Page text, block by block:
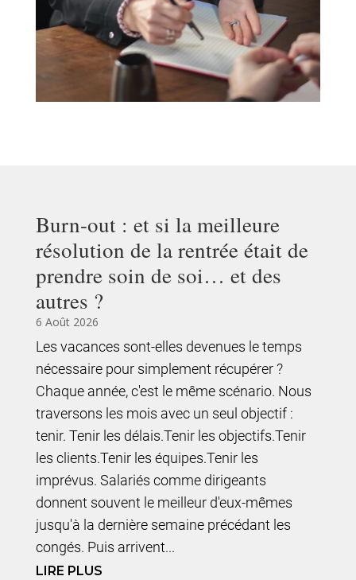
Burn-out : et si la meilleure
résolution de la rentrée était de
prendre soin de soi… et des
autres ?
6 Août 2026
Les vacances sont-elles devenues le temps
nécessaire pour simplement récupérer ?
Chaque année, c'est le même scénario. Nous
traversons les mois avec un seul objectif :
tenir. Tenir les délais.Tenir les objectifs.Tenir
les clients.Tenir les équipes.Tenir les
imprévus. Salariés comme dirigeants
donnent souvent le meilleur d'eux-mêmes
jusqu'à la dernière semaine précédant les
congés. Puis arrivent...
LIRE PLUS